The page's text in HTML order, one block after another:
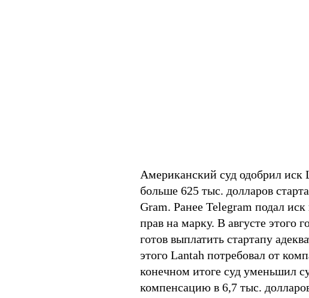
Американский суд одобрил иск
больше 625 тыс. долларов
Gram. Ранее Telegram подал
прав на марку. В августе этого
готов выплатить стартапу
этого Lantah потребовал от
конечном итоге суд уменьшил
компенсацию в 6,7 тыс.